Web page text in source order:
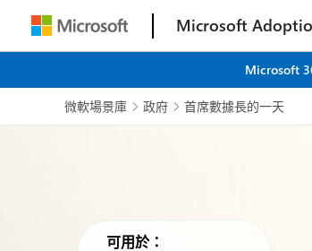
Microsoft
Microsoft
微軟場景庫  政府  首席數據長的一天
可用於：